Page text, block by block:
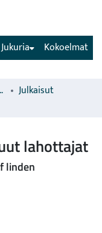
Kokoelmat
julkaisut
Julkaisut
lahottajat
linden